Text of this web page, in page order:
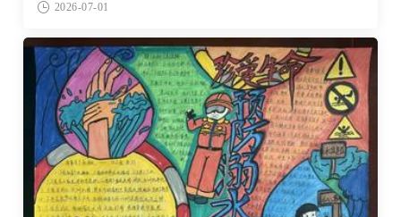
2026-07-01